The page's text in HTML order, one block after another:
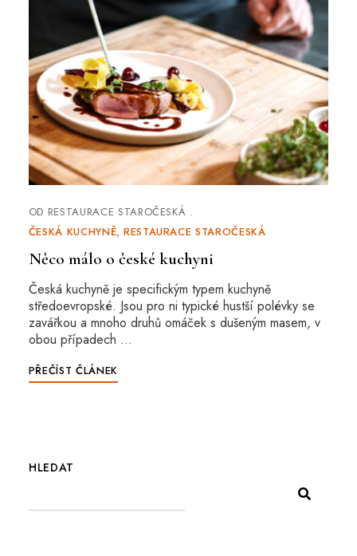
OD RESTAURACE STAROČESKÁ
ČESKÁ KUCHYNĚ RESTAURACE STAROČESKÁ
Něco málo o české kuchyni
Česká kuchyně je specifickým typem kuchyně
středoevropské. Jsou pro ni typické hustší polévky se
zavářkou a mnoho druhů omáček s dušeným masem, v
obou případech …
PŘEČÍST ČLÁNEK
HLEDAT